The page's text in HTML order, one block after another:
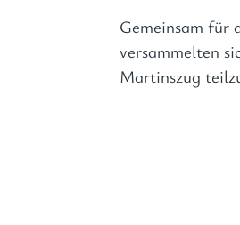
Gemeinsam für
versammelten
Martinszug